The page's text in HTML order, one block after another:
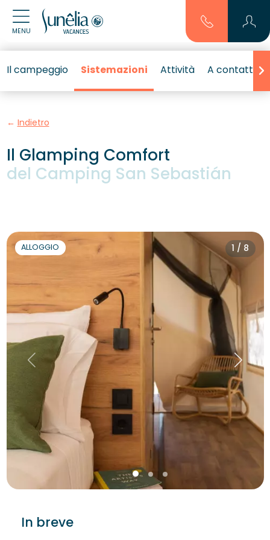
MENU
Il campeggio Sistemazioni Attività A contatto
Indietro
Il Glamping Comfort
del Camping San Sebastián
1 / 8
ALLOGGIO
In breve